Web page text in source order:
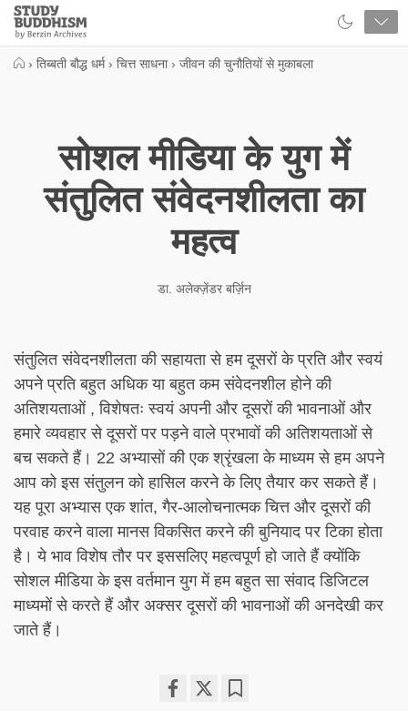
Close
Study
Buddhism
› तिब्बती बौद्ध धर्म › चित्त साधना › जीवन की चुनौतियों से मुकाबला
सोशल मीडिया के युग में
संतुलित संवेदनशीलता का
महत्व
डा. अलेक्ज़ेंडर बर्ज़िन
संतुलित संवेदनशीलता की सहायता से हम दूसरों के प्रति और स्वयं
अपने प्रति बहुत अधिक या बहुत कम संवेदनशील होने की
अतिशयताओं , विशेषतः स्वयं अपनी और दूसरों की भावनाओं और
हमारे व्यवहार से दूसरों पर पड़ने वाले प्रभावों की अतिशयताओं से
बच सकते हैं। 22 अभ्यासों की एक श्रृंखला के माध्यम से हम अपने
आप को इस संतुलन को हासिल करने के लिए तैयार कर सकते हैं।
यह पूरा अभ्यास एक शांत, गैर-आलोचनात्मक चित्त और दूसरों की
परवाह करने वाला मानस विकसित करने की बुनियाद पर टिका होता
है। ये भाव विशेष तौर पर इससलिए महत्वपूर्ण हो जाते हैं क्योंकि
सोशल मीडिया के इस वर्तमान युग में हम बहुत सा संवाद डिजिटल
माध्यमों से करते हैं और अक्सर दूसरों की भावनाओं की अनदेखी कर
जाते हैं।